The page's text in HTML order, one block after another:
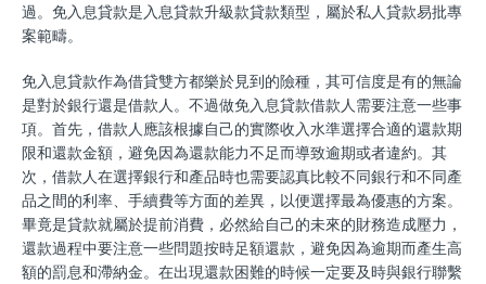
過。免入息貸款是入息貸款升級款貸款類型，屬於私人貸款易批專
案範疇。
免入息貸款作為借貸雙方都樂於見到的險種，其可信度是有的無論
是對於銀行還是借款人。不過做免入息貸款借款人需要注意一些事
項。首先，借款人應該根據自己的實際收入水準選擇合適的還款期
限和還款金額，避免因為還款能力不足而導致逾期或者違約。其
次，借款人在選擇銀行和產品時也需要認真比較不同銀行和不同產
品之間的利率、手續費等方面的差異，以便選擇最為優惠的方案。
畢竟是貸款就屬於提前消費，必然給自己的未來的財務造成壓力，
還款過程中要注意一些問題按時足額還款，避免因為逾期而產生高
額的罰息和滯納金。在出現還款困難的時候一定要及時與銀行聯繫